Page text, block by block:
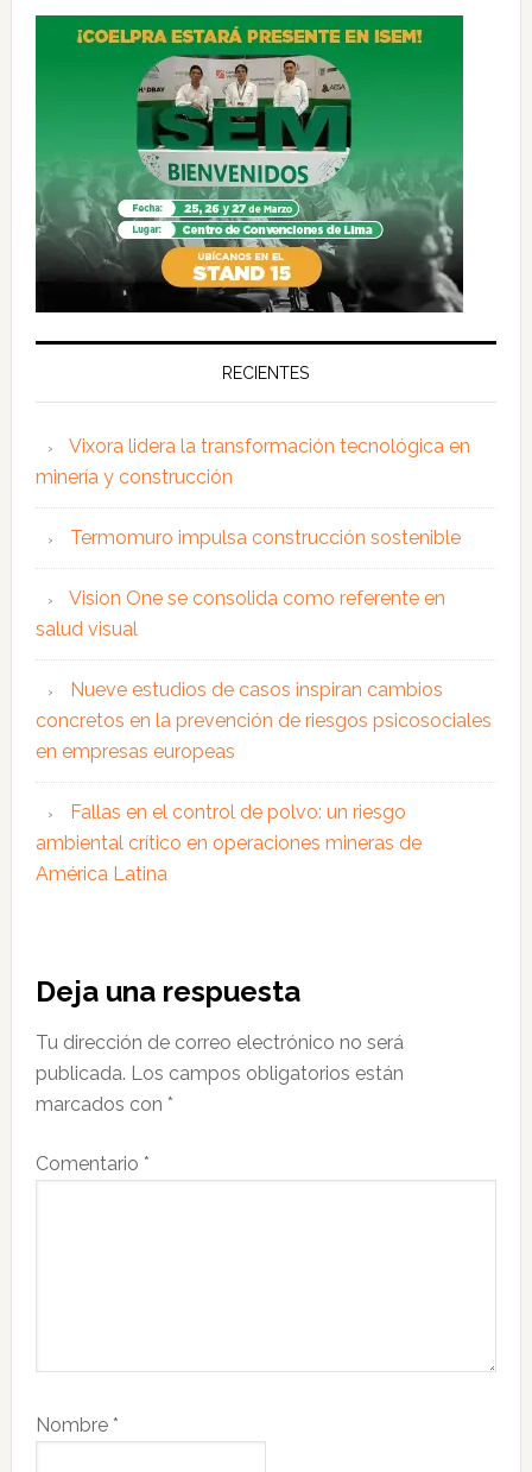
RECIENTES
Vixora lidera la transformación tecnológica en
minería y construcción
Termomuro impulsa construcción sostenible
Vision One se consolida como referente en
salud visual
Nueve estudios de casos inspiran cambios
concretos en la prevención de riesgos psicosociales
en empresas europeas
Fallas en el control de polvo: un riesgo
ambiental crítico en operaciones mineras de
América Latina
Interacciones
con
los
lectores
Deja una respuesta
Tu dirección de correo electrónico no será
publicada. Los campos obligatorios están
marcados con *
Comentario *
Nombre *